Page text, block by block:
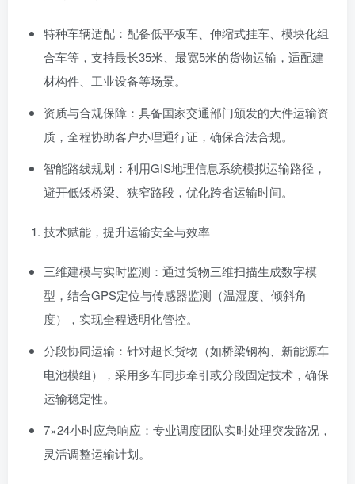
特种车辆适配：配备低平板车、伸缩式挂车、模块化组
合车等，支持最长35米、最宽5米的货物运输，适配建
材构件、工业设备等场景。
资质与合规保障：具备国家交通部门颁发的大件运输资
质，全程协助客户办理通行证，确保合法合规。
智能路线规划：利用GIS地理信息系统模拟运输路径，
避开低矮桥梁、狭窄路段，优化跨省运输时间。
技术赋能，提升运输安全与效率
三维建模与实时监测：通过货物三维扫描生成数字模
型，结合GPS定位与传感器监测（温湿度、倾斜角
度），实现全程透明化管控。
分段协同运输：针对超长货物（如桥梁钢构、新能源车
电池模组），采用多车同步牵引或分段固定技术，确保
运输稳定性。
7×24小时应急响应：专业调度团队实时处理突发路况，
灵活调整运输计划。